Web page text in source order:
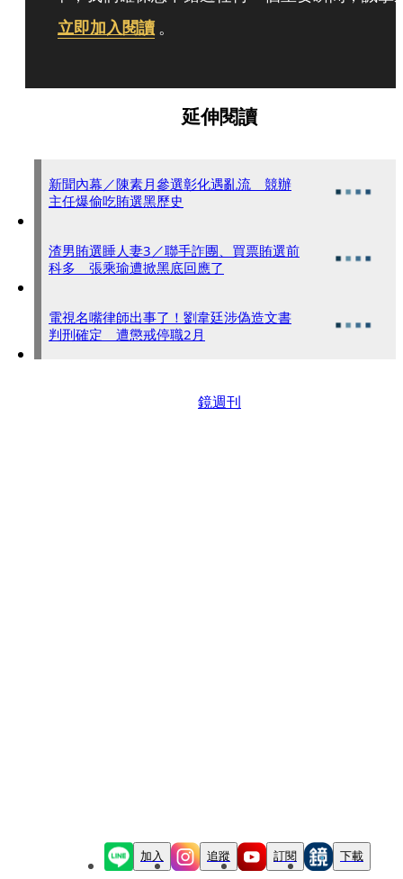
立即加入閱讀 。
延伸閱讀
新聞內幕／陳素月參選彰化遇亂流 競辦
主任爆偷吃賄選黑歷史
渣男賄選睡人妻3／聯手詐團、買票賄選前
科多 張乘瑜遭掀黑底回應了
電視名嘴律師出事了！劉韋廷涉偽造文書
判刑確定 遭懲戒停職2月
鏡週刊
加入 追蹤 訂閱 下載